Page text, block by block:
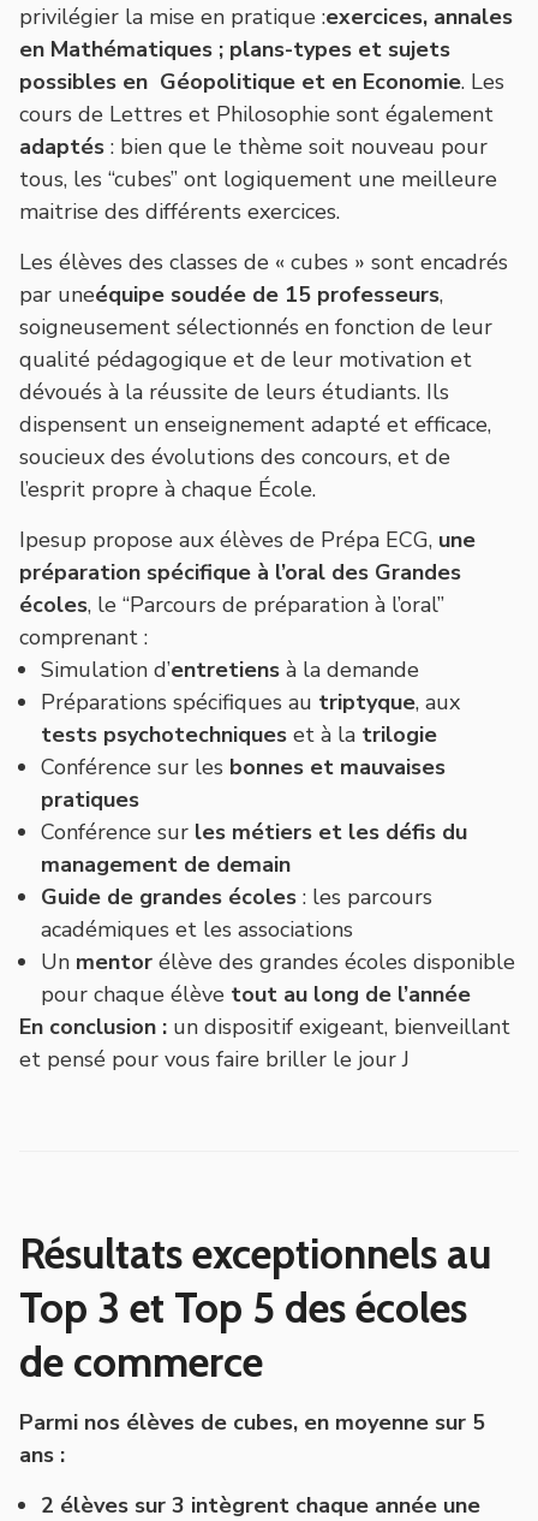
privilégier la mise en pratique :exercices, annales
en Mathématiques ; plans-types et sujets
possibles en Géopolitique et en Economie. Les
cours de Lettres et Philosophie sont également
adaptés : bien que le thème soit nouveau pour
tous, les “cubes” ont logiquement une meilleure
maitrise des différents exercices.
Les élèves des classes de « cubes » sont encadrés
par uneéquipe soudée de 15 professeurs,
soigneusement sélectionnés en fonction de leur
qualité pédagogique et de leur motivation et
dévoués à la réussite de leurs étudiants. Ils
dispensent un enseignement adapté et efficace,
soucieux des évolutions des concours, et de
l’esprit propre à chaque École.
Ipesup propose aux élèves de Prépa ECG, une
préparation spécifique à l’oral des Grandes
écoles, le “Parcours de préparation à l’oral”
comprenant :
Simulation d’entretiens à la demande
Préparations spécifiques au triptyque, aux
tests psychotechniques et à la trilogie
Conférence sur les bonnes et mauvaises
pratiques
Conférence sur les métiers et les défis du
management de demain
Guide de grandes écoles : les parcours
académiques et les associations
Un mentor élève des grandes écoles disponible
pour chaque élève tout au long de l’année
En conclusion : un dispositif exigeant, bienveillant
et pensé pour vous faire briller le jour J
Résultats exceptionnels au
Top 3 et Top 5 des écoles
de commerce
Parmi nos élèves de cubes, en moyenne sur 5
ans :
2 élèves sur 3 intègrent chaque année une